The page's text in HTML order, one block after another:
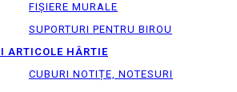
FIȘIERE MURALE
SUPORTURI PENTRU BIROU
ARTICOLE HÂRTIE
CUBURI NOTIȚE, NOTESURI